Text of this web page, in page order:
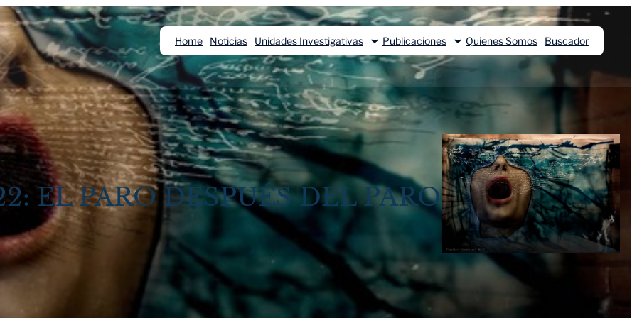
Home Noticias Unidades Investigativas Publicaciones Quienes Somos Buscador
EL PARO DESPUÉS DEL PARO